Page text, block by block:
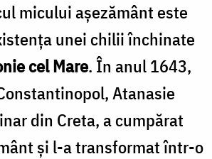
micului aşezământ este
unei chilii închinate
cel Mare. În anul 1643,
Atanasie
din Creta, a cumpărat
şi l-a transformat într-o